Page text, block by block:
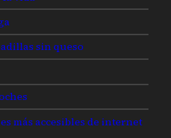
sin queso
más accesibles de internet